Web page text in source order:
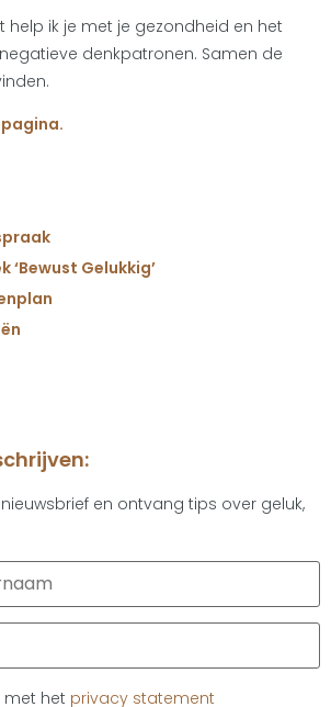
help ik je met je gezondheid en het
denkpatronen. Samen de
pagina.
‘Bewust Gelukkig’
en ontvang tips over geluk,
met het privacy statement